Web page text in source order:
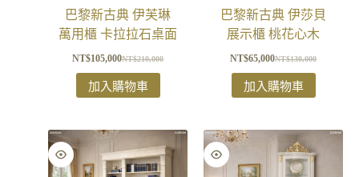
巴黎新古典 伊芙琳
萬用櫃 卡拉拉石桌面
NT$210,000
NT$105,000
加入購物車
巴黎新古典 伊莎貝
展示櫃 桃花心木
NT$130,000
NT$65,000
加入購物車